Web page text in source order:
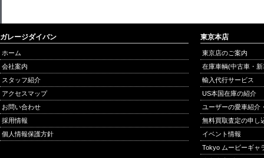
ガレージダイバン
ホーム
会社案内
スタッフ紹介
アクセスマップ
お問い合わせ
採用情報
個人情報保護方針
東京本店
東京店のご案内
在庫車輌(中古車・
輸入代行サービス
US本国在庫の紹介
ユーザーの愛車紹介
無料買取査定の申し
イベント情報
Tokyo ムービーギャ